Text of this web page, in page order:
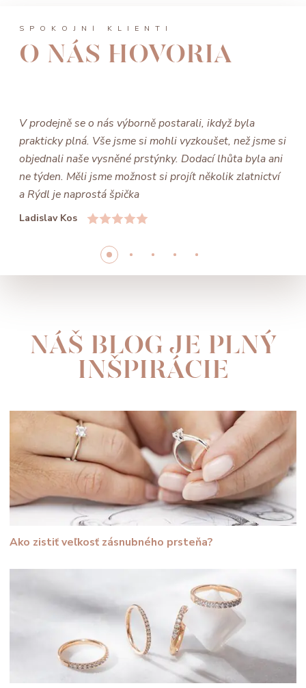
SPOKOJNÍ KLIENTI
O NÁS HOVORIA
V prodejně se o nás výborně postarali, ikdyž byla
prakticky plná. Vše jsme si mohli vyzkoušet, než jsme si
objednali naše vysněné prstýnky. Dodací lhůta byla ani
ne týden. Měli jsme možnost si projít několik zlatnictví
a Rýdl je naprostá špička
Ladislav Kos
NÁŠ BLOG JE PLNÝ
INŠPIRÁCIE
Ako zistiť veľkosť zásnubného prsteňa?